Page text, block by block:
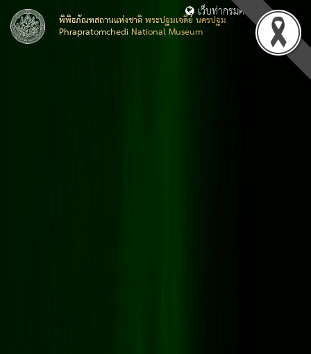
พิพิธภัณฑสถานแห่งชาติ พระปฐมเจดีย์ นครปฐม
Phrapratomchedi National Museum
เว็บท่ากรมศิลปากร